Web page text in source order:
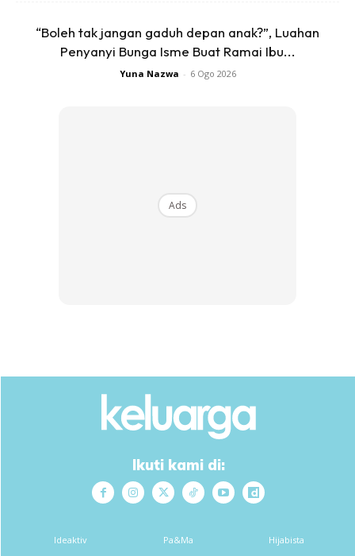
SAMBUNG SOLAT TARAWIH 2 RAKAAT LAGI (rakaat
“Boleh tak jangan gaduh depan anak?”, Luahan
Penyanyi Bunga Isme Buat Ramai Ibu...
Yuna Nazwa - 6 Ogo 2026
Ads
Ikuti kami di:
Ideaktiv Pa&Ma Hijabista